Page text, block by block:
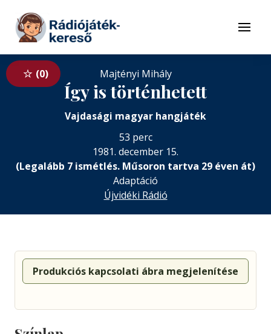
Tovább a tartalomhoz
Menü
0 Majtényi Mihály
Így is történhetett
Vajdasági magyar hangjáték
53 perc
1981. december 15.
(Legalább 7 ismétlés. Műsoron tartva 29 éven át)
Adaptáció
Újvidéki Rádió
Produkciós kapcsolati ábra megjelenítése